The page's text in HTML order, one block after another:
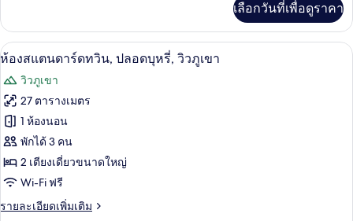
ภูเขา
เกี่ยว
กับ
ห้อง
ปลอด
บุหรี่,
วิว
ภูเขา
เลือกวันที่เพื่อดูราคา
เปิด
ภาพถ่าย
ทั้งหมด
ของ
ห้อง
สแตนดาร์ด
ทวิน,
ปลอด
6
ห้องสแตนดาร์ดทวิน, ปลอดบุหรี่, วิวภูเขา
วิวภูเขา
27 ตารางเมตร
1 ห้องนอน
พักได้ 3 คน
2 เตียงเดี่ยวขนาดใหญ่
Wi-Fi ฟรี
รายละเอียดเพิ่มเติม
ราย